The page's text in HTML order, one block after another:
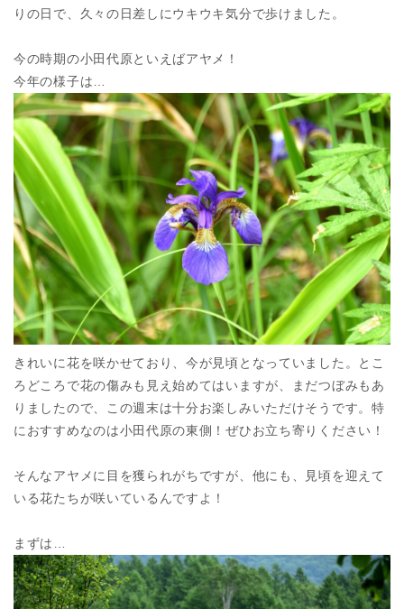
りの日で、久々の日差しにウキウキ気分で歩けました。
今の時期の小田代原といえばアヤメ！
今年の様子は…
きれいに花を咲かせており、今が見頃となっていました。とこ
ろどころで花の傷みも見え始めてはいますが、まだつぼみもあ
りましたので、この週末は十分お楽しみいただけそうです。特
におすすめなのは小田代原の東側！ぜひお立ち寄りください！
そんなアヤメに目を獲られがちですが、他にも、見頃を迎えて
いる花たちが咲いているんですよ！
まずは…